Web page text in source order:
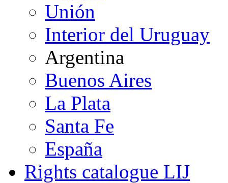
Unión
Interior del Uruguay
Argentina
Buenos Aires
La Plata
Santa Fe
España
Rights catalogue LIJ